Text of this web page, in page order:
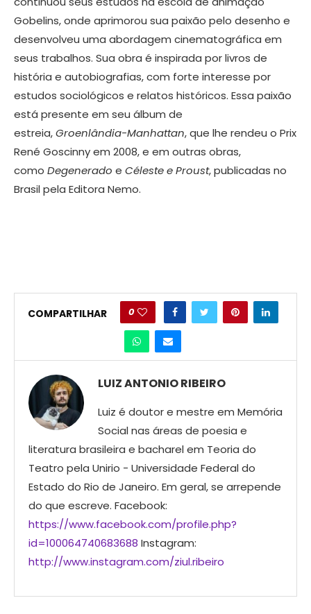
Gobelins, onde aprimorou sua paixão pelo desenho e
desenvolveu uma abordagem cinematográfica em
seus trabalhos. Sua obra é inspirada por livros de
história e autobiografias, com forte interesse por
estudos sociológicos e relatos históricos. Essa paixão
está presente em seu álbum de
estreia,Groenlândia-Manhattan, que lhe rendeu o Prix
René Goscinny em 2008, e em outras obras,
como Degenerado e Céleste e Proust, publicadas no
Brasil pela Editora Nemo.
COMPARTILHAR 0
LUIZ ANTONIO RIBEIRO
Luiz é doutor e mestre em Memória
Social nas áreas de poesia e
literatura brasileira e bacharel em Teoria do
Teatro pela Unirio - Universidade Federal do
Estado do Rio de Janeiro. Em geral, se arrepende
do que escreve. Facebook:
https://www.facebook.com/profile.php?
id=100064740683688 Instagram:
http://www.instagram.com/ziul.ribeiro